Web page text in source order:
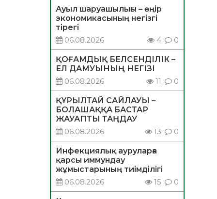
Ауыл шаруашылығы – өңір
экономикасының негізгі
тірегі
06.08.2026
4 0
ҚОҒАМДЫҚ БЕЛСЕНДІЛІК –
ЕЛ ДАМУЫНЫҢ НЕГІЗІ
06.08.2026
11 0
ҚҰРЫЛТАЙ САЙЛАУЫ –
БОЛАШАҚҚА БАСТАР
ЖАУАПТЫ ТАҢДАУ
06.08.2026
13 0
Инфекциялық ауруларға
қарсы иммундау
жұмыстарының тиімділігі
06.08.2026
15 0